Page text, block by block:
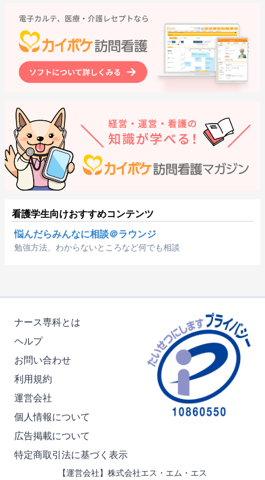
看護学生向けおすすめコンテンツ
悩んだらみんなに相談＠ラウンジ
勉強方法、わからないところなど何でも相談
ナース専科とは
ヘルプ
お問い合わせ
利用規約
運営会社
個人情報について
広告掲載について
特定商取引法に基づく表示
【運営会社】株式会社エス・エム・エス